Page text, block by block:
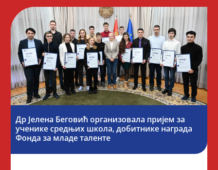
Др Јелена Беговић организовала пријем за
ученике средњих школа, добитнике награда
Фонда за младе таленте